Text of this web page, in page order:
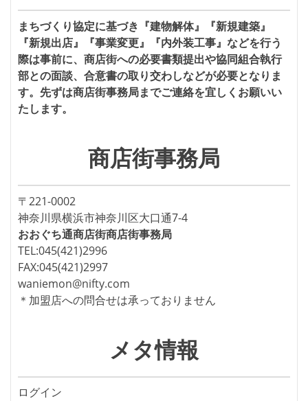
まちづくり協定に基づき『建物解体』『新規建築』
『新規出店』『事業変更』『内外装工事』などを行う
際は事前に、商店街への必要書類提出や協同組合執行
部との面談、合意書の取り交わしなどが必要となりま
す。先ずは商店街事務局までご連絡を宜しくお願いい
たします。
商店街事務局
〒221-0002
神奈川県横浜市神奈川区大口通7-4
おおぐち通商店街商店街事務局
TEL:045(421)2996
FAX:045(421)2997
waniemon@nifty.com
＊加盟店への問合せは承っておりません
メタ情報
ログイン